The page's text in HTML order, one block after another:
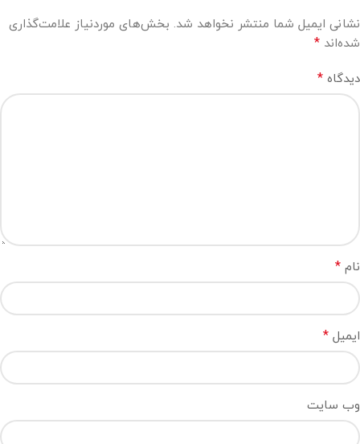
نشانی ایمیل شما منتشر نخواهد شد. بخش‌های موردنیاز علامت‌گذاری
شده‌اند *
دیدگاه *
نام *
ایمیل *
وب‌ سایت